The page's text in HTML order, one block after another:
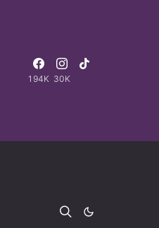
194K 30K